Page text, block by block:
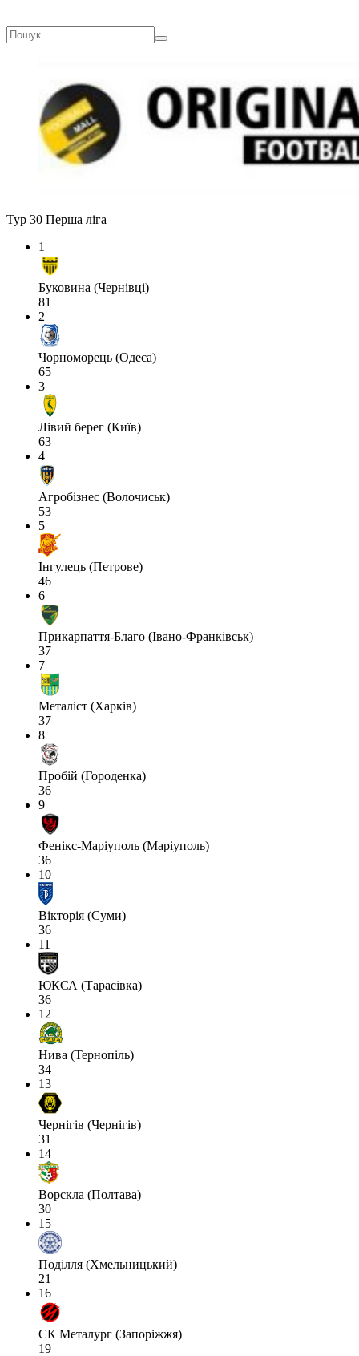
Тур 30 Перша ліга
1
Буковина (Чернівці)
81
2
Чорноморець (Одеса)
65
3
Лівий берег (Київ)
63
4
Агробізнес (Волочиськ)
53
5
Інгулець (Петрове)
46
6
Прикарпаття-Благо (Івано-Франківськ)
37
7
Металіст (Харків)
37
8
Пробій (Городенка)
36
9
Фенікс-Маріуполь (Маріуполь)
36
10
Вікторія (Суми)
36
11
ЮКСА (Тарасівка)
36
12
Нива (Тернопіль)
34
13
Чернігів (Чернігів)
31
14
Ворскла (Полтава)
30
15
Поділля (Хмельницький)
21
16
СК Металург (Запоріжжя)
19